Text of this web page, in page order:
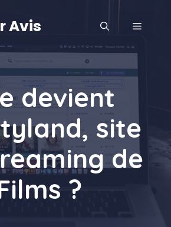
Avis MENU
devient
site
de
?